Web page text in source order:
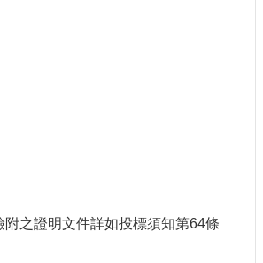
之證明文件詳如投標須知第64條